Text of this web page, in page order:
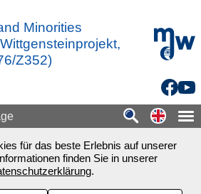
mdw -
für das beste Erlebnis auf unserer
finden Sie in unserer
.